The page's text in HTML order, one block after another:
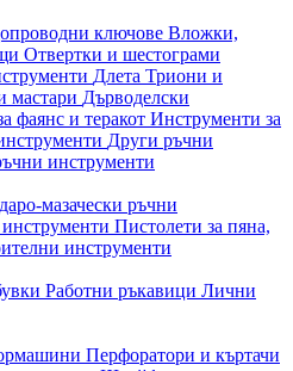
ключове Вложки,
Отвертки и шестограми
Длета Триони и
мастари Дърводелски
фаянс и теракот Инструменти за
Други ръчни
инструменти
мазачески ръчни
Пистолети за пяна,
инструменти
Работни ръкавици Лични
Перфоратори и къртачи